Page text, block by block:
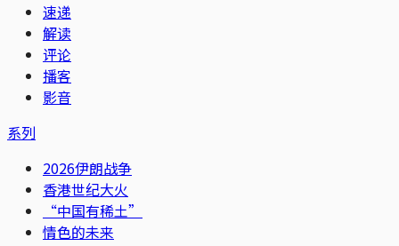
速递
解读
评论
播客
影音
系列
2026伊朗战争
香港世纪大火
“中国有稀土”
情色的未来